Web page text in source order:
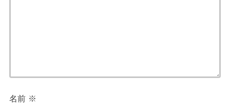
名前 ※